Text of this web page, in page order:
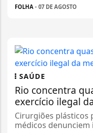
FOLHA - 07 DE AGOSTO
SAÚDE
Rio concentra
exercício ilegal
Cirurgiões plásticos
médicos